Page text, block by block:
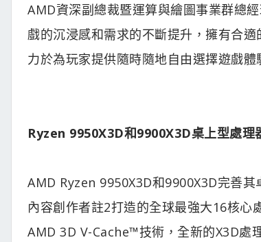
AMD資深副總裁暨運算與繪圖事業群總
戲的沉浸感和需求的不斷提升，擁有合
力於為玩家提供隨時隨地自由選擇遊戲
Ryzen 9950X3D和9900X3D桌上型處理
AMD Ryzen 9950X3D和9900X3D完善
內容創作者註2打造的全球最強大16核心
AMD 3D V-Cache™技術，全新的X3D處